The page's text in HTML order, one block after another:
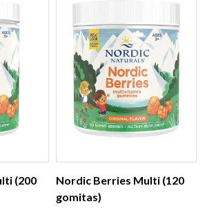
(200
Nordic Berries Multi (120
gomitas)